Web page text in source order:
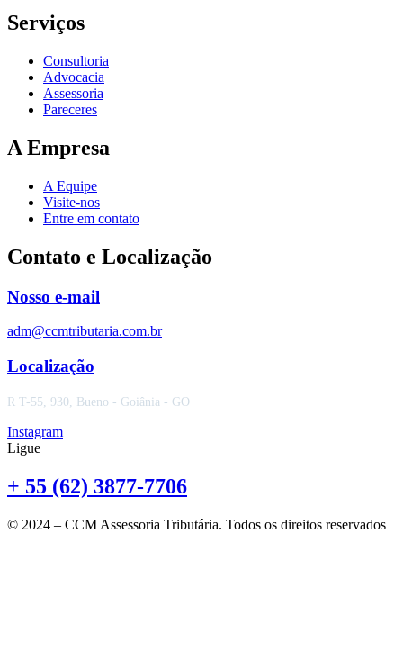
Serviços
Consultoria
Advocacia
Assessoria
Pareceres
A Empresa
A Equipe
Visite-nos
Entre em contato
Contato e Localização
Nosso e-mail
adm@ccmtributaria.com.br
Localização
R T-55, 930, Bueno - Goiânia - GO
Instagram
Ligue
+ 55 (62) 3877-7706
© 2024 – CCM Assessoria Tributária. Todos os direitos reservados